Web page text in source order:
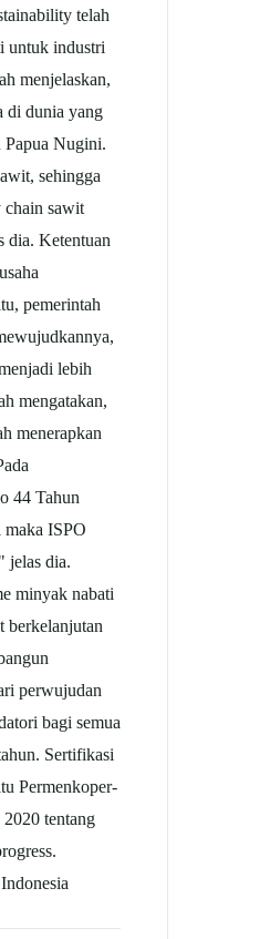
telah
untuk industri
menjelaskan,
di dunia yang
Papua Nugini.
sehingga
chain sawit
dia. Ketentuan
pemerintah
lebih
mengatakan,
menerapkan
44 Tahun
maka ISPO
jelas dia.
minyak nabati
berkelanjutan
perwujudan
bagi semua
Sertifikasi
Permenkoper-
tentang